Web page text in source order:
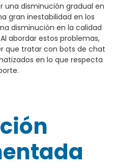
una disminución gradual en
gran inestabilidad en los
disminución en la calidad
abordar estos problemas,
que tratar con bots de chat
en lo que respecta